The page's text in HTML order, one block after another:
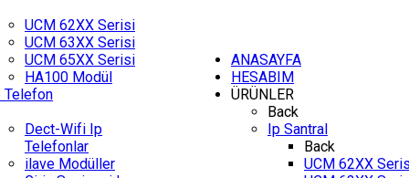
UCM 62XX Serisi
UCM 63XX Serisi
UCM 65XX Serisi
HA100 Modül
Telefon
Dect-Wifi Ip
Telefonlar
ilave Modüller
ANASAYFA
HESABIM
ÜRÜNLER
Back
Ip Santral
Back
UCM 62XX